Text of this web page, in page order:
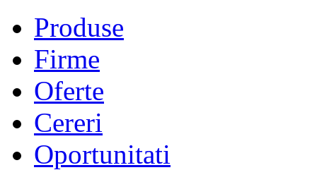
Produse
Firme
Oferte
Cereri
Oportunitati